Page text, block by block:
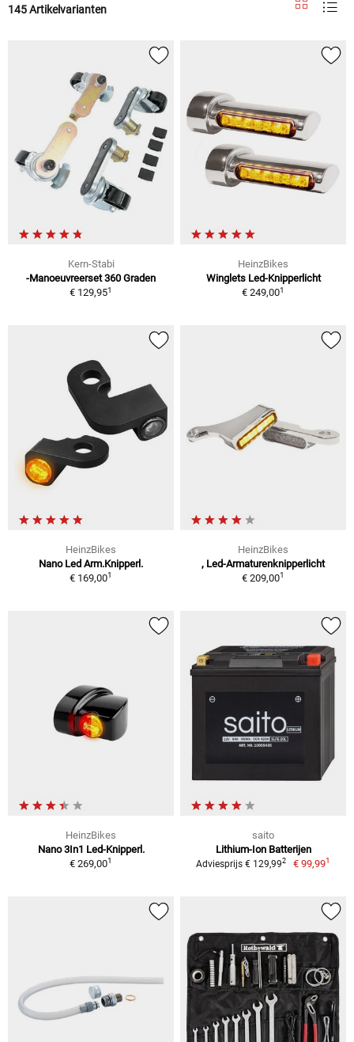
145 Artikelvarianten
Kern-Stabi
-Manoeuvreerset 360 Graden
€ 129,951
HeinzBikes
Winglets Led-Knipperlicht
€ 249,001
HeinzBikes
Nano Led Arm.Knipperl.
€ 169,001
HeinzBikes
, Led-Armaturenknipperlicht
€ 209,001
HeinzBikes
Nano 3In1 Led-Knipperl.
€ 269,001
saito
Lithium-Ion Batterijen
Adviesprijs € 129,992 € 99,991